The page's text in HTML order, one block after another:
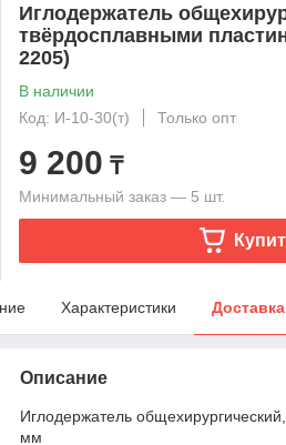
Иглодержатель
твёрдосплавными
2205)
В наличии
Код: И-10-30(т)
Только опт
9 200 ₸
Минимальный заказ — 5 шт.
Характеристики Доставка
Описание
Иглодержатель
мм